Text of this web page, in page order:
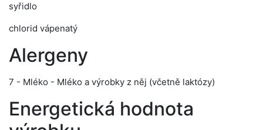
syřidlo
chlorid vápenatý
Alergeny
7 - Mléko - Mléko a výrobky z něj (včetně laktózy)
Energetická hodnota